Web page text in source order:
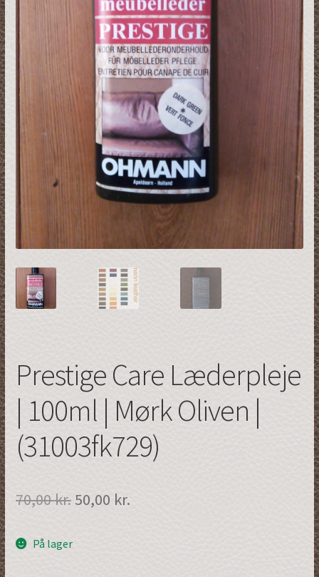
Restsalg
Prestige Care Læderpleje
| 100ml | Mørk Oliven |
(31003fk729)
70,00kr. Den
50,00 kr.Den
På lager